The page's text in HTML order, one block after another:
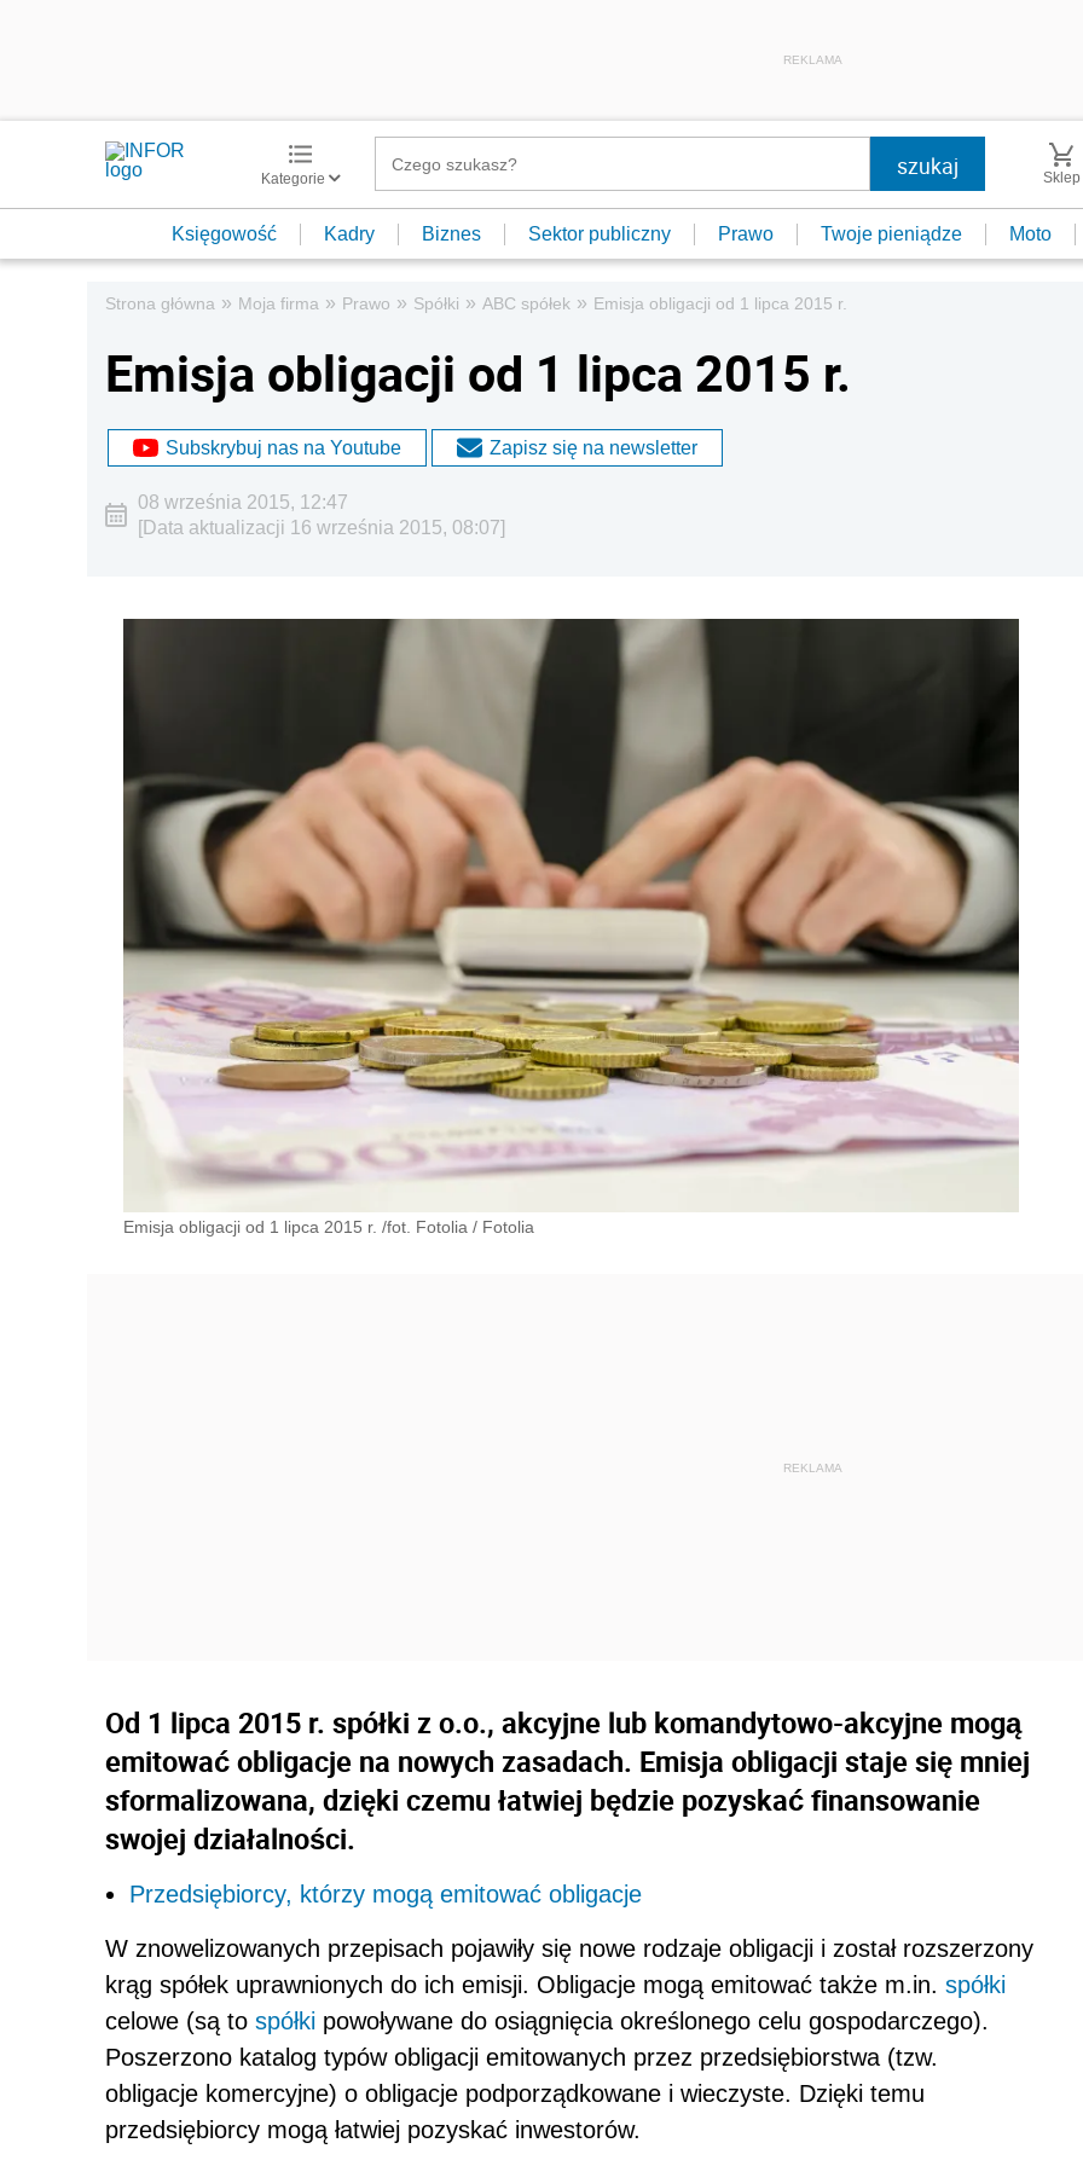
REKLAMA
Kategorie Sklep
Księgowość Kadry Biznes Sektor publiczny Prawo Twoje pieniądze Moto
Strona główna » Moja firma » Prawo » Spółki » ABC spółek » Emisja obligacji od 1 lipca 2015 r.
Emisja obligacji od 1 lipca 2015 r.
Subskrybuj nas na Youtube Zapisz się na newsletter
08 września 2015, 12:47
[Data aktualizacji 16 września 2015, 08:07]
Emisja obligacji od 1 lipca 2015 r. /fot. Fotolia / Fotolia
Od 1 lipca 2015 r. spółki z o.o., akcyjne lub komandytowo-akcyjne mogą
emitować obligacje na nowych zasadach. Emisja obligacji staje się mniej
sformalizowana, dzięki czemu łatwiej będzie pozyskać finansowanie
swojej działalności.
Przedsiębiorcy, którzy mogą emitować obligacje
W znowelizowanych przepisach pojawiły się nowe rodzaje obligacji i został rozszerzony
krąg spółek uprawnionych do ich emisji. Obligacje mogą emitować także m.in. spółki
celowe (są to spółki powoływane do osiągnięcia określonego celu gospodarczego).
Poszerzono katalog typów obligacji emitowanych przez przedsiębiorstwa (tzw.
obligacje komercyjne) o obligacje podporządkowane i wieczyste. Dzięki temu
przedsiębiorcy mogą łatwiej pozyskać inwestorów.